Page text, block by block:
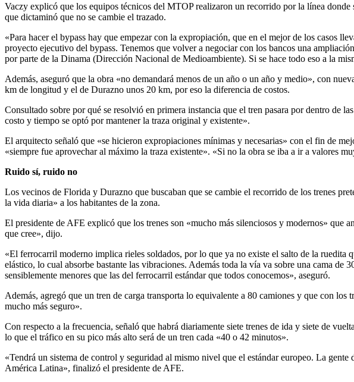
Vaczy explicó que los equipos técnicos del MTOP realizaron un recorrido por la línea
que dictaminó que no se cambie el trazado.
«Para hacer el bypass hay que empezar con la expropiación, que en el mejor de los casos
proyecto ejecutivo del bypass. Tenemos que volver a negociar con los bancos una
por parte de la Dinama (Dirección Nacional de Medioambiente). Si se hace todo eso a la
Además, aseguró que la obra «no demandará menos de un año o un año y medio», con
km de longitud y el de Durazno unos 20 km, por eso la diferencia de costos.
Consultado sobre por qué se resolvió en primera instancia que el tren pasara por dentro de
costo y tiempo se optó por mantener la traza original y existente».
El arquitecto señaló que «se hicieron expropiaciones mínimas y necesarias» con el fin de
«siempre fue aprovechar al máximo la traza existente». «Si no la obra se iba a ir a valores
Ruido sí, ruido no
Los vecinos de Florida y Durazno que buscaban que se cambie el recorrido de los trenes
la vida diaria» a los habitantes de la zona.
El presidente de AFE explicó que los trenes son «mucho más silenciosos y modernos» que
que cree», dijo.
«El ferrocarril moderno implica rieles soldados, por lo que ya no existe el salto de la ruedita
elástico, lo cual absorbe bastante las vibraciones. Además toda la vía va sobre una cama
sensiblemente menores que las del ferrocarril estándar que todos conocemos», aseguró.
Además, agregó que un tren de carga transporta lo equivalente a 80 camiones y que con
mucho más seguro».
Con respecto a la frecuencia, señaló que habrá diariamente siete trenes de ida y siete de
lo que el tráfico en su pico más alto será de un tren cada «40 o 42 minutos».
«Tendrá un sistema de control y seguridad al mismo nivel que el estándar europeo. La
América Latina», finalizó el presidente de AFE.